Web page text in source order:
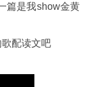
篇是我show金黄
配读文吧